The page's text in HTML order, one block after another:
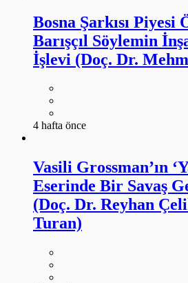
Bosna Şarkısı Piyesi
Barışçıl Söylemin
İşlevi (Doç. Dr.
4 hafta önce
Vasili Grossman’ın
Eserinde Bir Savaş
(Doç. Dr. Reyhan
Turan)